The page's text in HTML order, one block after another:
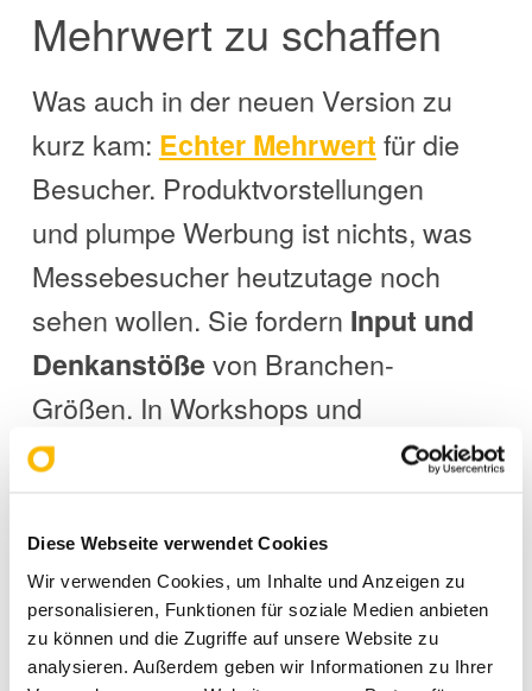
Diese Webseite verwendet Cookies
Wir verwenden Cookies, um Inhalte und Anzeigen zu
personalisieren, Funktionen für soziale Medien anbieten
zu können und die Zugriffe auf unsere Website zu
analysieren. Außerdem geben wir Informationen zu Ihrer
Mehrwert zu schaffen
Was auch in der neuen Version zu
kurz kam: Echter Mehrwert für die
Besucher. Produktvorstellungen
und plumpe Werbung ist nichts, was
Messebesucher heutzutage noch
sehen wollen. Sie fordern Input und
Denkanstößevon Branchen-
Größen. In Workshops und
Vorträgen können hochkarätige
Messebesucher daran teilhaben
lassen. Denn sie möchten mehr von
ihrem Messebesuch mitnehmen als
Kugelschreiber, Flyer und